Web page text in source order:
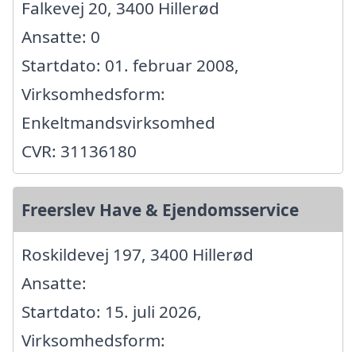
Falkevej 20, 3400 Hillerød
Ansatte: 0
Startdato: 01. februar 2008,
Virksomhedsform:
Enkeltmandsvirksomhed
CVR: 31136180
Freerslev Have & Ejendomsservice
Roskildevej 197, 3400 Hillerød
Ansatte:
Startdato: 15. juli 2026,
Virksomhedsform: